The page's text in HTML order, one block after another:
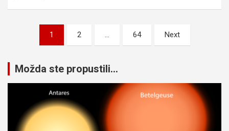
pagination
1 2 … 64 Next
Možda ste propustili...